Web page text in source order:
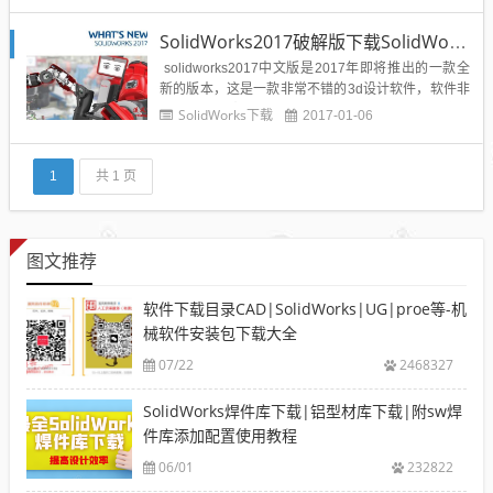
SolidWorks2017破解版下载SolidWorks2017中文版下载含序列号
solidworks2017中文版是2017年即将推出的一款全
新的版本，这是一款非常不错的3d设计软件，软件非
常经典已经陆续推出好几个版本，都受到广大用户的
SolidWorks下载 2017-01-06
1 共 1 页
图文推荐
软件下载目录CAD|SolidWorks|UG|proe等-机
械软件安装包下载大全
07/22 2468327
SolidWorks焊件库下载|铝型材库下载|附sw焊
件库添加配置使用教程
06/01 232822